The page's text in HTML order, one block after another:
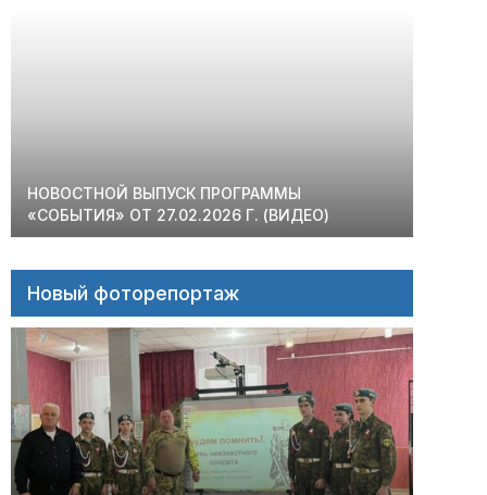
НОВОСТНОЙ ВЫПУСК ПРОГРАММЫ
«СОБЫТИЯ» ОТ 27.02.2026 Г. (ВИДЕО)
Новый фоторепортаж